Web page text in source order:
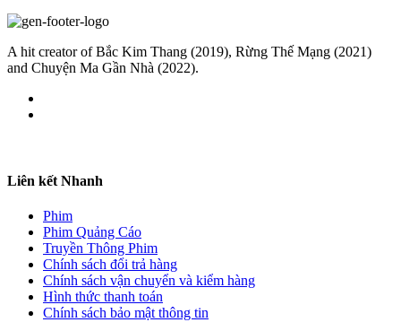
A hit creator of Bắc Kim Thang (2019), Rừng Thế Mạng (2021)
and Chuyện Ma Gần Nhà (2022).
Liên kết Nhanh
Phim
Phim Quảng Cáo
Truyền Thông Phim
Chính sách đổi trả hàng
Chính sách vận chuyển và kiểm hàng
Hình thức thanh toán
Chính sách bảo mật thông tin